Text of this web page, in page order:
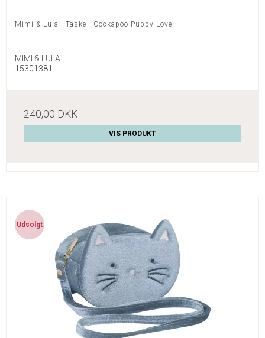
Mimi & Lula - Taske - Cockapoo Puppy Love
MIMI & LULA
15301381
240,00 DKK
VIS PRODUKT
Udsolgt